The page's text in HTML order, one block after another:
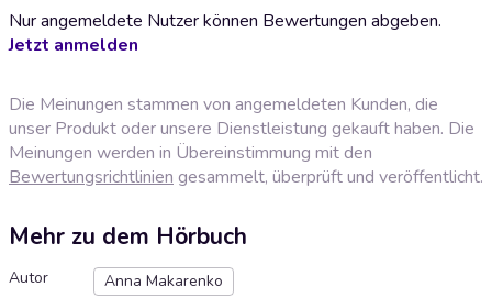
Nur angemeldete Nutzer können Bewertungen abgeben.
Jetzt anmelden
Die Meinungen stammen von angemeldeten Kunden, die
unser Produkt oder unsere Dienstleistung gekauft haben. Die
Meinungen werden in Übereinstimmung mit den
Bewertungsrichtlinien gesammelt, überprüft und veröffentlicht.
Mehr zu dem Hörbuch
Autor
Anna Makarenko